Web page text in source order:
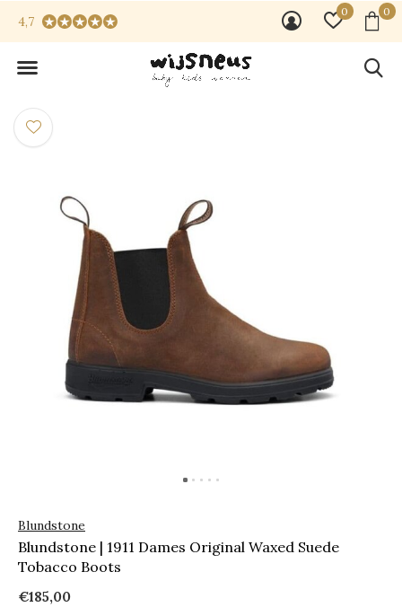
0 0
4,7
Blundstone
Blundstone | 1911 Dames Original Waxed Suede
Tobacco Boots
€185,00